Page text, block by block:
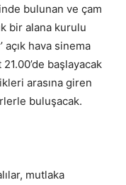
bulunan ve çam
bir alana kurulu
açık hava sinema
başlayacak
arasına giren
buluşacak.
mutlaka